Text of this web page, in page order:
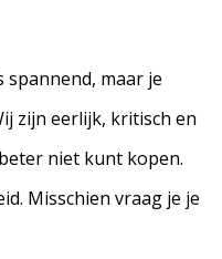
spannend, maar je
zijn eerlijk, kritisch en
niet kunt kopen.
Misschien vraag je je